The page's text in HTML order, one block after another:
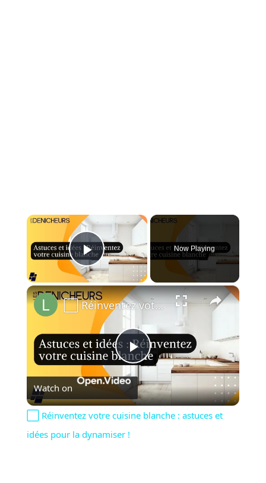
×
Play Video
Now Playing
×
Play
Video
⬜️ Réinventez votre cuisine blanche : astuces et idées pour la dynamiser !
Watch on
⬜️ Réinventez votre cuisine blanche : astuces et
idées pour la dynamiser !